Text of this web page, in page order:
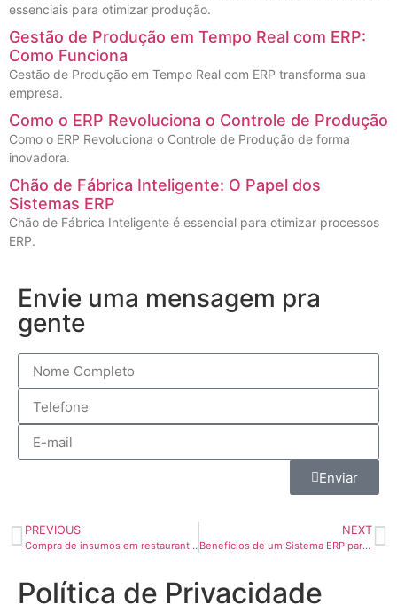
essenciais para otimizar produção.
Gestão de Produção em Tempo Real com ERP:
Como Funciona
Gestão de Produção em Tempo Real com ERP transforma sua
empresa.
Como o ERP Revoluciona o Controle de Produção
Como o ERP Revoluciona o Controle de Produção de forma
inovadora.
Chão de Fábrica Inteligente: O Papel dos
Sistemas ERP
Chão de Fábrica Inteligente é essencial para otimizar processos
ERP.
Envie uma mensagem pra
gente
Enviar
PREVIOUS
Compra de insumos em restaurantes está cada vez mais digital
NEXT
Benefícios de um Sistema ERP para Pequenas Empresas
Política de Privacidade